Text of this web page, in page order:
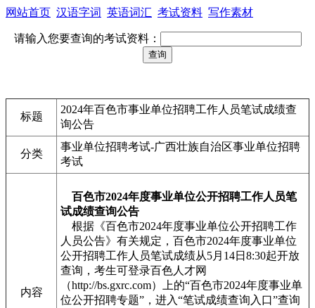
网站首页 汉语字词 英语词汇 考试资料 写作素材
请输入您要查询的考试资料：
标题
2024年百色市事业单位招聘工作人员笔试成绩查
询公告
分类
事业单位招聘考试-广西壮族自治区事业单位招聘
考试
内容
百色市2024年度事业单位公开招聘工作人员笔
试成绩查询公告
根据《百色市2024年度事业单位公开招聘工作
人员公告》有关规定，百色市2024年度事业单位
公开招聘工作人员笔试成绩从5月14日8:30起开放
查询，考生可登录百色人才网
（http://bs.gxrc.com）上的“百色市2024年度事业单
位公开招聘专题”，进入“笔试成绩查询入口”查询